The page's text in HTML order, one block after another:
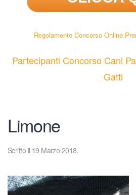
Regolamento Concorso Online
Partecipanti Concorso Cani
Gatti
Limone
Scritto il 19 Marzo 2018.